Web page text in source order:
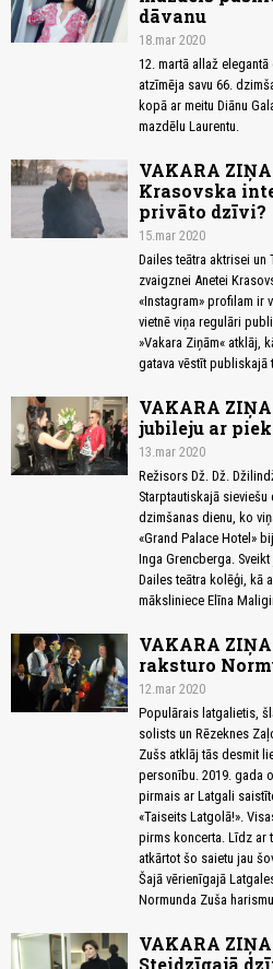
dāvanu
18.mar 2020
12. martā allaž
atzīmēja savu 66.
kopā ar meitu Diānu
mazdēlu Laurentu.
VAKARA
Krasovska
privāto dzīvi?
15.mar 2020
Dailes teātra aktrisei un
zvaigznei Anetei
«Instagram» profilam ir
vietnē viņa regulāri
»Vakara Ziņām« atklāj,
gatava vēstīt publiskajā
VAKARA
jubileju ar
13.mar 2020
Režisors Dž. Dž.
Starptautiskajā sieviešu
dzimšanas dienu, ko
«Grand Palace Hotel»
Inga Grencberga.
Dailes teātra kolēģi, kā
māksliniece Elīna
VAKARA
raksturo
12.mar 2020
Populārais latgalietis,
solists un Rēzeknes
Zušs atklāj tās desmit
personību. 2019. gada
pirmais ar Latgali
«Taiseits Latgolā!».
pirms koncerta. Līdz ar
atkārtot šo saietu jau
Šajā vērienīgajā
Normunda Zuša
VAKARA